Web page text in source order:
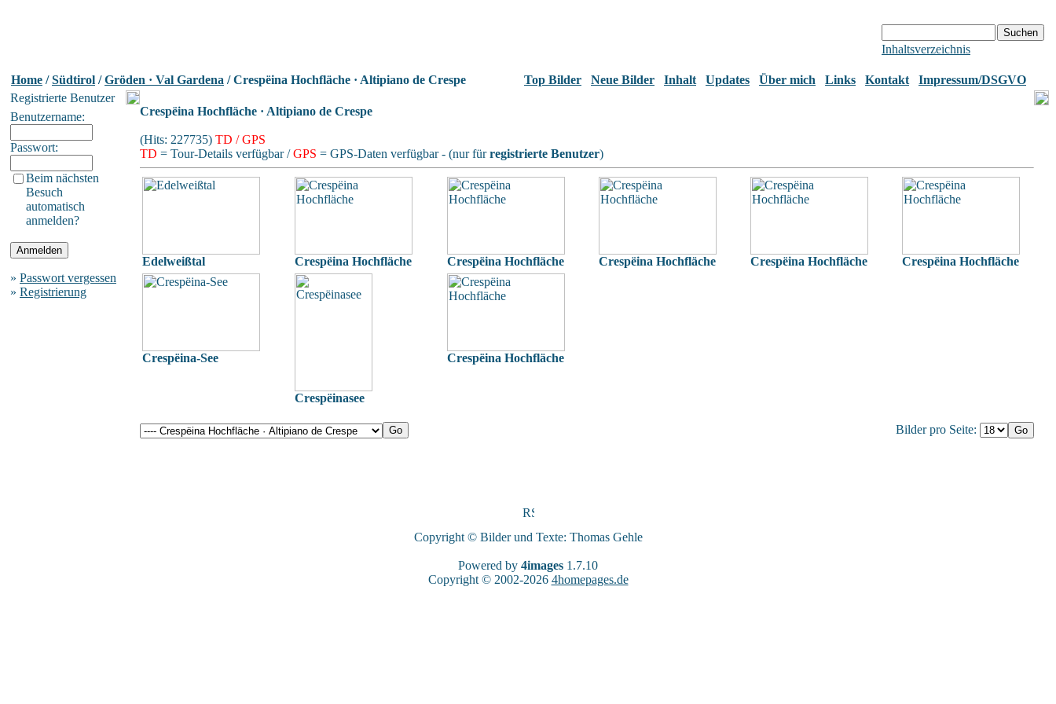
Inhaltsverzeichnis
Home /Südtirol /Gröden · Val Gardena / Crespëina Hochfläche · Altipiano de Crespe Top Bilder Neue Bilder Inhalt Updates Über mich Links Kontakt
Impressum/DSGVO
Registrierte Benutzer
Benutzername:
Passwort:
Beim nächsten
Besuch
automatisch
anmelden?
» Passwort vergessen
» Registrierung
Crespëina Hochfläche · Altipiano de Crespe
(Hits: 227735) TD / GPS
TD = Tour-Details verfügbar /GPS = GPS-Daten verfügbar - (nur fürregistrierte Benutzer)
Edelweißtal Crespëina Hochfläche Crespëina Hochfläche Crespëina Hochfläche Crespëina Hochfläche Crespëina Hochfläche
Crespëina-See
Crespëinasee
Crespëina Hochfläche
Bilder pro Seite:
Copyright © Bilder und Texte: Thomas Gehle
Powered by 4images 1.7.10
Copyright © 2002-2026 4homepages.de